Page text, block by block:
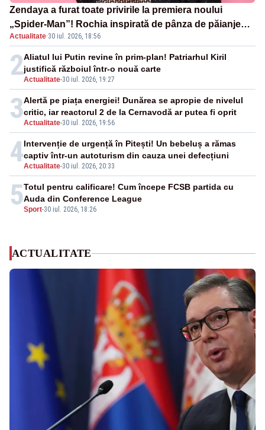
Zendaya a furat toate privirile la premiera noului
„Spider-Man”! Rochia inspirată de pânza de păianjen a
făcut senzație
Actualitate·30 iul. 2026, 18:56
2Actualitate-30 iul. 2026, 19:27
Aliatul lui Putin revine în prim-plan! Patriarhul Kiril
justifică războiul într-o nouă carte
3Actualitate-30 iul. 2026, 19:56
Alertă pe piața energiei! Dunărea se apropie de nivelul
critic, iar reactorul 2 de la Cernavodă ar putea fi oprit
4Actualitate-30 iul. 2026, 20:33
Intervenție de urgență în Pitești! Un bebeluș a rămas
captiv într-un autoturism din cauza unei defecțiuni
5Sport-30 iul. 2026, 18:26
Totul pentru calificare! Cum începe FCSB partida cu
Auda din Conference League
ACTUALITATE